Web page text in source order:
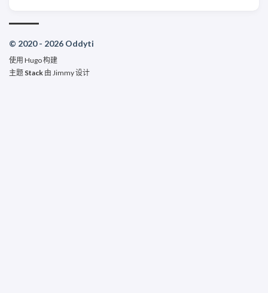
© 2020 - 2026 Oddyti
使用 Hugo构建
主题 Stack 由 Jimmy设计